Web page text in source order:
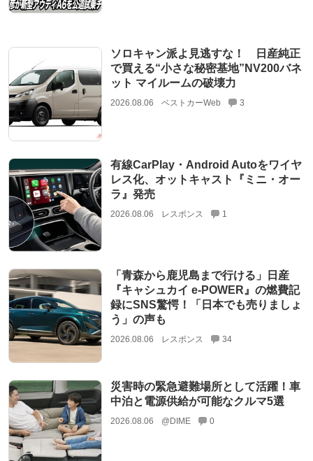
ソロキャン派よ見逃すな！ 日産純正
で買える“小さな秘密基地”NV200バネ
ット マイルームの破壊力
2026.08.06 ベストカーWeb 3
有線CarPlay・Android Autoをワイヤ
レス化、オットキャスト『ミニ・オー
ラ』発売
2026.08.06 レスポンス 1
「青森から鹿児島まで行ける」日産
『キャシュカイ e-POWER』の燃費記
録にSNS驚愕！「日本でも売りましょ
う」の声も
2026.08.06 レスポンス 34
災害時の緊急避難場所として活躍！車
中泊と電源供給が可能なクルマ5選
2026.08.06 @DIME 0